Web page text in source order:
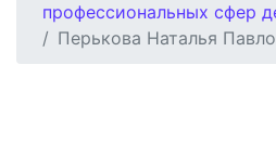
профессиональных сфер
Перькова Наталья